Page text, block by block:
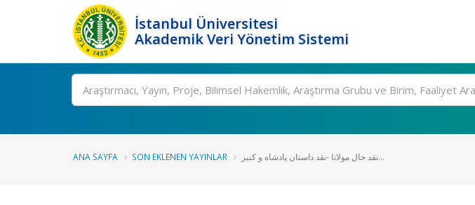
İstanbul Üniversitesi
Akademik Veri Yönetim Sistemi
Ara
ANA SAYFA SON EKLENEN YAYINLAR نقد حال مولانا -نقد داستان پادشاه و کنیز...